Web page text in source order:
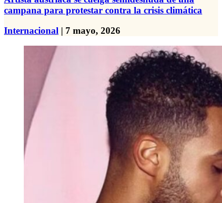
campana para protestar contra la crisis climática
Internacional | 7 mayo, 2026